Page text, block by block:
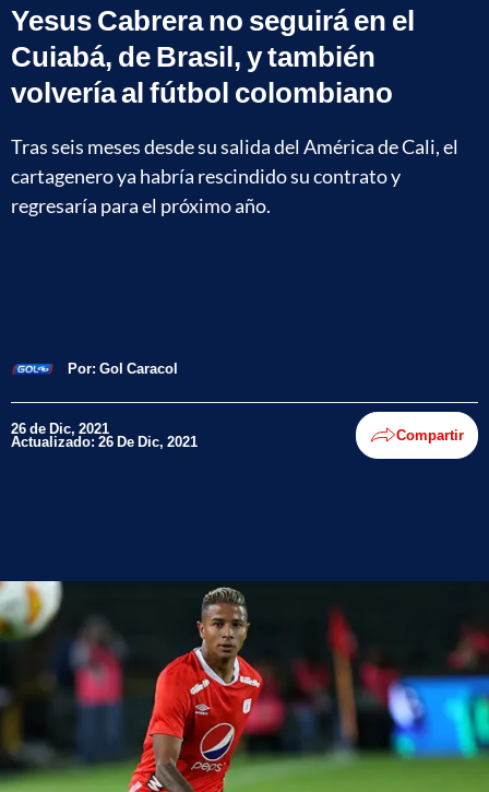
Yesus Cabrera no seguirá en el
Cuiabá, de Brasil, y también
volvería al fútbol colombiano
Tras seis meses desde su salida del América de Cali, el
cartagenero ya habría rescindido su contrato y
regresaría para el próximo año.
Por: Gol Caracol
26 de Dic, 2021
Actualizado: 26 De Dic, 2021 Compartir